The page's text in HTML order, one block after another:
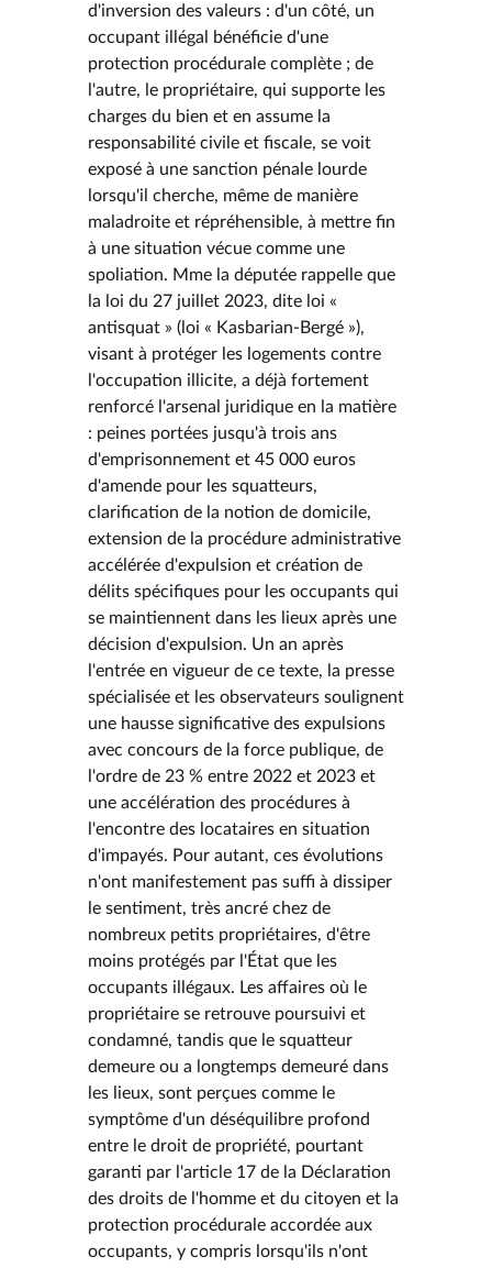
d'inversion des valeurs : d'un côté, un
occupant illégal bénéficie d'une
protection procédurale complète ; de
l'autre, le propriétaire, qui supporte les
charges du bien et en assume la
responsabilité civile et fiscale, se voit
exposé à une sanction pénale lourde
lorsqu'il cherche, même de manière
maladroite et répréhensible, à mettre fin
à une situation vécue comme une
spoliation. Mme la députée rappelle que
la loi du 27 juillet 2023, dite loi «
antisquat » (loi « Kasbarian-Bergé »),
visant à protéger les logements contre
l'occupation illicite, a déjà fortement
renforcé l'arsenal juridique en la matière
: peines portées jusqu'à trois ans
d'emprisonnement et 45 000 euros
d'amende pour les squatteurs,
clarification de la notion de domicile,
extension de la procédure administrative
accélérée d'expulsion et création de
délits spécifiques pour les occupants qui
se maintiennent dans les lieux après une
décision d'expulsion. Un an après
l'entrée en vigueur de ce texte, la presse
spécialisée et les observateurs soulignent
une hausse significative des expulsions
avec concours de la force publique, de
l'ordre de 23 % entre 2022 et 2023 et
une accélération des procédures à
l'encontre des locataires en situation
d'impayés. Pour autant, ces évolutions
n'ont manifestement pas suffi à dissiper
le sentiment, très ancré chez de
nombreux petits propriétaires, d'être
moins protégés par l'État que les
occupants illégaux. Les affaires où le
propriétaire se retrouve poursuivi et
condamné, tandis que le squatteur
demeure ou a longtemps demeuré dans
les lieux, sont perçues comme le
symptôme d'un déséquilibre profond
entre le droit de propriété, pourtant
garanti par l'article 17 de la Déclaration
des droits de l'homme et du citoyen et la
protection procédurale accordée aux
occupants, y compris lorsqu'ils n'ont